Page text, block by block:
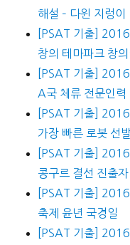
해설 – 다윈 지렁이
[PSAT 기출]
창의 테마파크 창의
[PSAT 기출]
A국 체류 전문인력
[PSAT 기출]
가장 빠른 로봇 선
[PSAT 기출]
콩구르 결선 진출
[PSAT 기출]
축제 윤년 국경일
[PSAT 기출]